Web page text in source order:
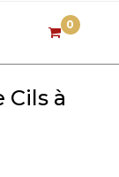
0
Cils à